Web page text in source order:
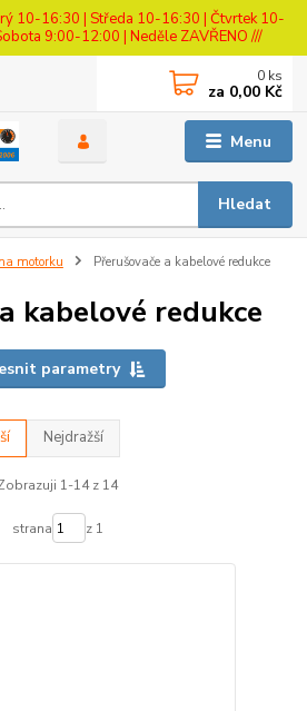
10-16:30 | Středa 10-16:30 | Čtvrtek 10-
9:00-12:00 | Neděle ZAVŘENO ///
Menu
Hledat
0 ks
za 0,00 Kč
motorku Přerušovače a kabelové redukce
kabelové redukce
parametry
Nejdražší
1-14 z 14
strana z 1